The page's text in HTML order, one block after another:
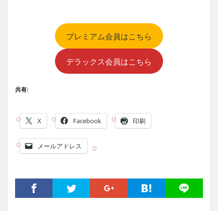
プレミアム会員はこちら
デラックス会員はこちら
共有:
X Facebook 印刷
メールアドレス